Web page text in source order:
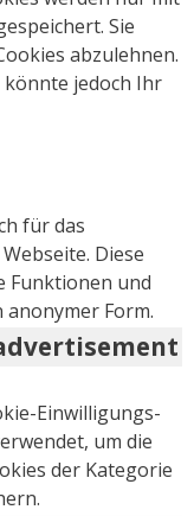
Sie
abzulehnen.
könnte jedoch Ihr
für das
Diese
Funktionen und
Form.
Einwilligungs-
um die
der Kategorie